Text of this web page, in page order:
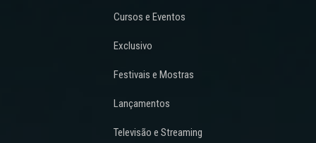
Cursos e Eventos
Exclusivo
Festivais e Mostras
Lançamentos
Televisão e Streaming